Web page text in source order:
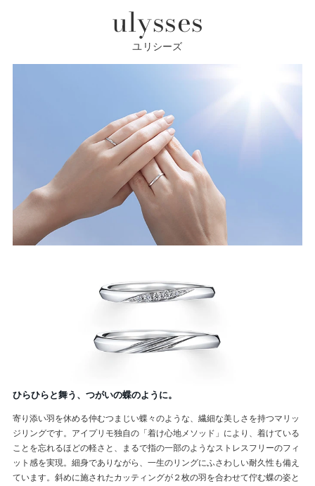
ulysses
ユリシーズ
ひらひらと舞う、つがいの蝶のように。
寄り添い羽を休める仲むつまじい蝶々のような、繊細な美しさを持つマリッ
ジリングです。アイプリモ独自の「着け心地メソッド」により、着けている
ことを忘れるほどの軽さと、まるで指の一部のようなストレスフリーのフィ
ット感を実現。細身でありながら、一生のリングにふさわしい耐久性も備え
ています。斜めに施されたカッティングが２枚の羽を合わせて佇む蝶の姿と